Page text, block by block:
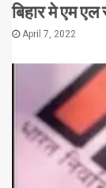
बिहार मे एम
April 7, 2022